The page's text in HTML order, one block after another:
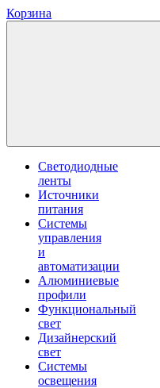
Корзина
Светодиодные
ленты
Источники
питания
Системы
управления
и
автоматизации
Алюминиевые
профили
Функциональный
свет
Дизайнерский
свет
Системы
освещения